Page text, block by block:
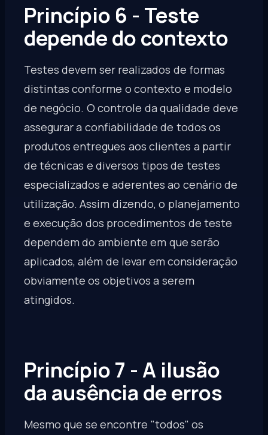
Princípio 6 - Teste
depende do contexto
Testes devem ser realizados de formas
distintas conforme o contexto e modelo
de negócio. O controle da qualidade deve
assegurar a confiabilidade de todos os
produtos entregues aos clientes a partir
de técnicas e diversos tipos de testes
especializados e aderentes ao cenário de
utilização. Assim dizendo, o planejamento
e execução dos procedimentos de teste
dependem do ambiente em que serão
aplicados, além de levar em consideração
obviamente os objetivos a serem
atingidos.
Princípio 7 - A ilusão
da ausência de erros
Mesmo que se encontre "todos" os